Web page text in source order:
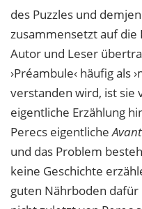
des Puzzles und
zusammensetzt auf
Autor und Leser
›Préambule‹ häufig als
verstanden wird, ist sie
eigentliche Erzählung
Perecs eigentliche
und das Problem
keine Geschichte
guten Nährboden